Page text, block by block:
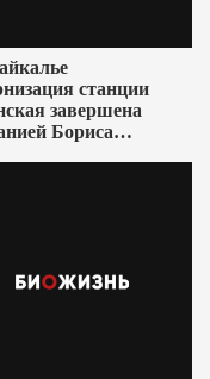
станции
завершена
Бориса